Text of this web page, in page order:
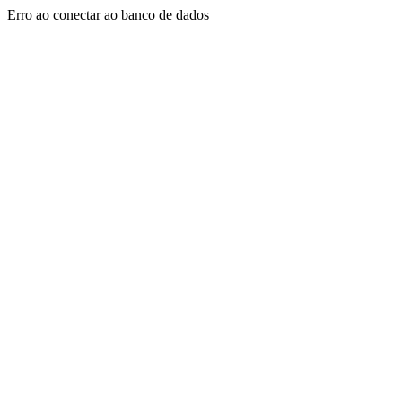
Erro ao conectar ao banco de dados